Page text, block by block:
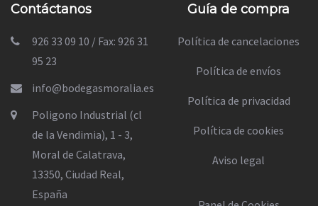
Contáctanos
926 33 09 10 / Fax: 926 31
95 23
info@bodegasmoralia.es
Poligono Industrial (cl
de la Vendimia), 1 - 3,
Moral de Calatrava,
13350, Ciudad Real,
España
Guía de compra
Política de cancelaciones
Política de envíos
Política de privacidad
Política de cookies
Aviso legal